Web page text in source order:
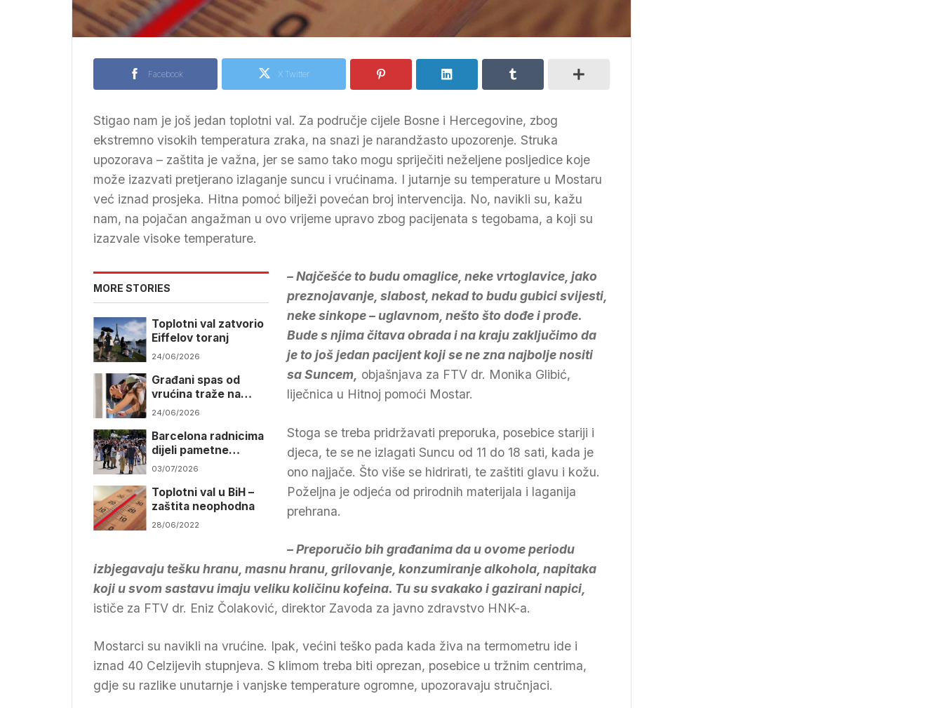
Facebook X Twitter
Stigao nam je još jedan toplotni val. Za područje cijele Bosne i Hercegovine, zbog
ekstremno visokih temperatura zraka, na snazi je narandžasto upozorenje. Struka
upozorava – zaštita je važna, jer se samo tako mogu spriječiti neželjene posljedice koje
može izazvati pretjerano izlaganje suncu i vrućinama. I jutarnje su temperature u Mostaru
već iznad prosjeka. Hitna pomoć bilježi povećan broj intervencija. No, navikli su, kažu
nam, na pojačan angažman u ovo vrijeme upravo zbog pacijenata s tegobama, a koji su
izazvale visoke temperature.
MORE STORIES
Toplotni val zatvorio
Eiffelov toranj
24/06/2026
Građani spas od
vrućina traže na
bazenima
24/06/2026
Barcelona radnicima
dijeli pametne
narukvice zbog sve
03/07/2026
Toplotni val u BiH –
zaštita neophodna
28/06/2022
– Najčešće to budu omaglice, neke vrtoglavice, jako
preznojavanje, slabost, nekad to budu gubici svijesti,
neke sinkope – uglavnom, nešto što dođe i prođe.
Bude s njima čitava obrada i na kraju zaključimo da
je to još jedan pacijent koji se ne zna najbolje nositi
sa Suncem, objašnjava za FTV dr. Monika Glibić,
liječnica u Hitnoj pomoći Mostar.
Stoga se treba pridržavati preporuka, posebice stariji i
djeca, te se ne izlagati Suncu od 11 do 18 sati, kada je
ono najjače. Što više se hidrirati, te zaštiti glavu i kožu.
Poželjna je odjeća od prirodnih materijala i laganija
prehrana.
– Preporučio bih građanima da u ovome periodu
izbjegavaju tešku hranu, masnu hranu, grilovanje, konzumiranje alkohola, napitaka
koji u svom sastavu imaju veliku količinu kofeina. Tu su svakako i gazirani napici,
ističe za FTV dr. Eniz Čolaković, direktor Zavoda za javno zdravstvo HNK-a.
Mostarci su navikli na vrućine. Ipak, većini teško pada kada živa na termometru ide i
iznad 40 Celzijevih stupnjeva. S klimom treba biti oprezan, posebice u tržnim centrima,
gdje su razlike unutarnje i vanjske temperature ogromne, upozoravaju stručnjaci.